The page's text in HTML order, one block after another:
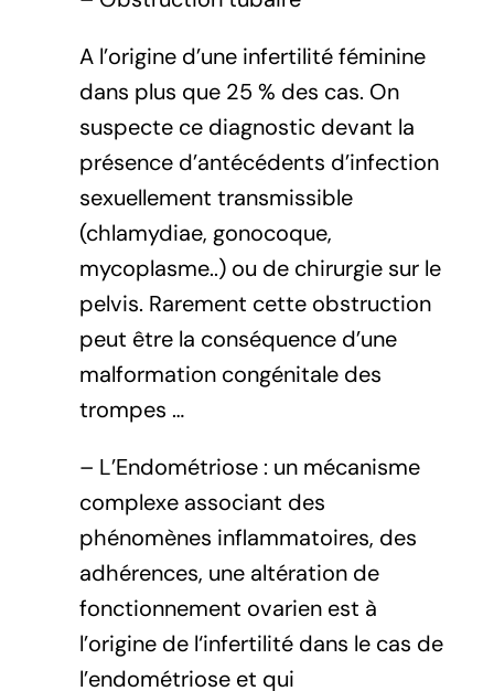
A l’origine d’une infertilité féminine
dans plus que 25 % des cas. On
suspecte ce diagnostic devant la
présence d’antécédents d’infection
sexuellement transmissible
(chlamydiae, gonocoque,
mycoplasme..) ou de chirurgie sur le
pelvis. Rarement cette obstruction
peut être la conséquence d’une
malformation congénitale des
trompes …
– L’Endométriose : un mécanisme
complexe associant des
phénomènes inflammatoires, des
adhérences, une altération de
fonctionnement ovarien est à
l’origine de l‘infertilité dans le cas de
l’endométriose et qui